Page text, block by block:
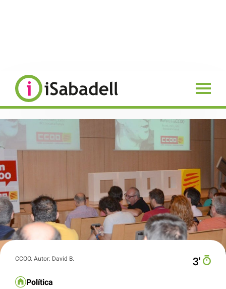
CCOO. Autor: David B. 3′
Política